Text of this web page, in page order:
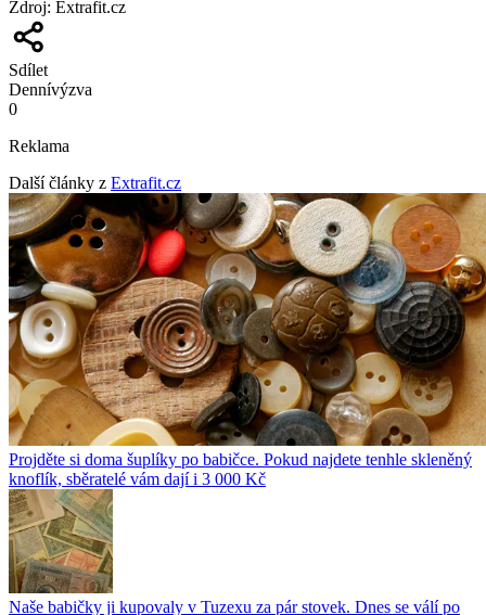
Zdroj: Extrafit.cz
Sdílet
Dennívýzva
0
Reklama
Další články z Extrafit.cz
Projděte si doma šuplíky po babičce. Pokud najdete tenhle skleněný
knoflík, sběratelé vám dají i 3 000 Kč
Naše babičky ji kupovaly v Tuzexu za pár stovek. Dnes se válí po